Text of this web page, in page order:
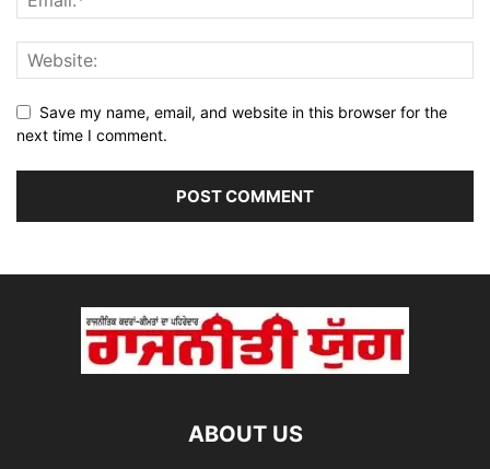
Save my name, email, and website in this browser for the
next time I comment.
ABOUT US